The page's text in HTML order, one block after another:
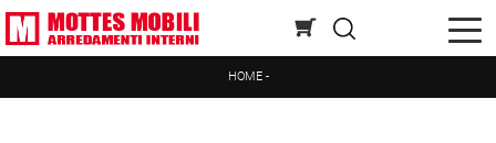
HOME-